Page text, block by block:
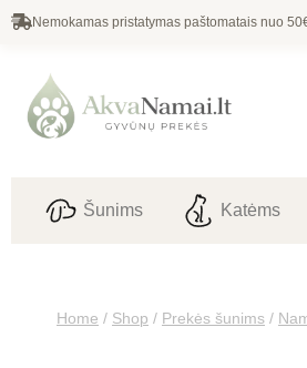
Nemokamas pristatymas paštomatais nuo
Šunims Katėms
Home / Shop / Prekės šunims /